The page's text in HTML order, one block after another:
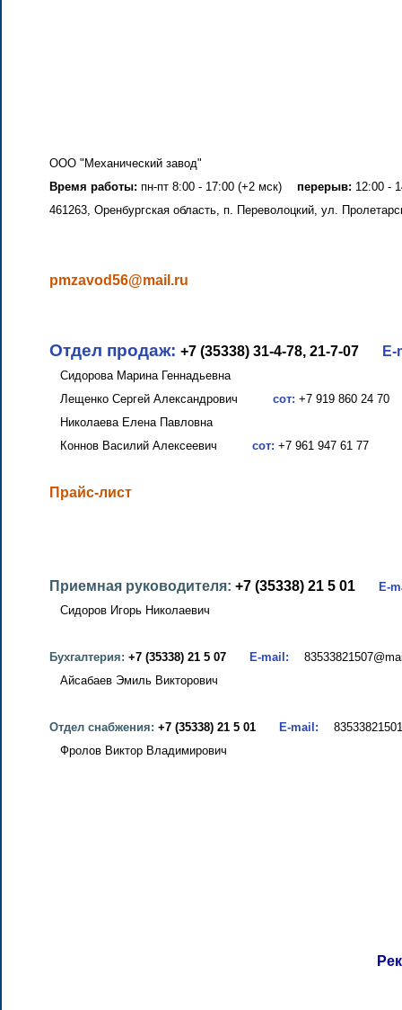
ООО "Механический завод"
Время работы: пн-пт 8:00 - 17:00 (+2 мск) перерыв: 12:00 -
461263, Оренбургская область, п. Переволоцкий, ул.
pmzavod56@mail.ru
Отдел продаж: +7 (35338) 31-4-78, 21-7-07 E-
Сидорова Марина Геннадьевна
Лещенко Сергей Александрович сот: +7 919 860 24 70
Николаева Елена Павловна
Коннов Василий Алексеевич сот: +7 961 947 61 77
Прайс-лист
Приемная руководителя: +7 (35338) 21 5 01
E-
Сидоров Игорь Николаевич
Бухгалтерия: +7 (35338) 21 5 07 E-mail:
Айсабаев Эмиль Викторович
Отдел снабжения: +7 (35338) 21 5 01 E-mail:
Фролов Виктор Владимирович